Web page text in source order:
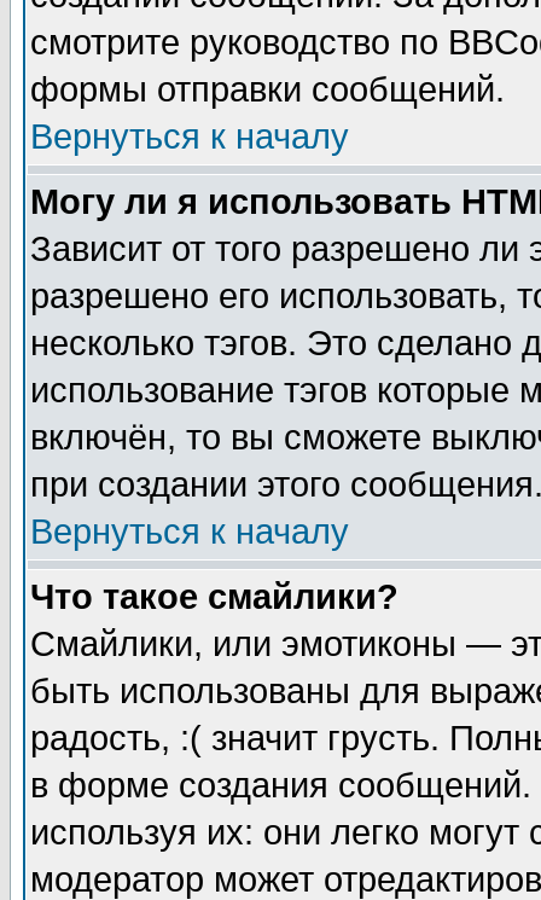
смотрите руководство по
формы отправки сообщений.
Вернуться к началу
Могу ли я использовать
Зависит от того разрешено
разрешено его использовать,
несколько тэгов. Это сделано
использование тэгов
включён, то вы сможете
при создании этого
Вернуться к началу
Что такое смайлики?
Смайлики, или эмотиконы —
быть использованы для
радость, :( значит грусть.
в форме создания сообщений.
используя их: они легко
модератор может